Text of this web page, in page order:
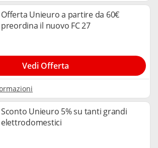
Offerta Unieuro a partire da 60€
preordina il nuovo FC 27
Vedi Offerta
Sconto Unieuro 5% su tanti grandi
elettrodomestici